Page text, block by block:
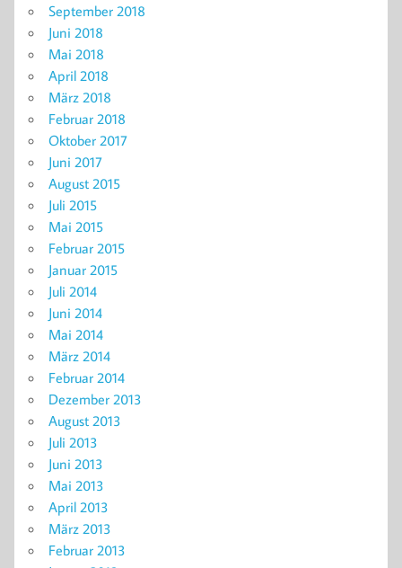
September 2018
Juni 2018
Mai 2018
April 2018
März 2018
Februar 2018
Oktober 2017
Juni 2017
August 2015
Juli 2015
Mai 2015
Februar 2015
Januar 2015
Juli 2014
Juni 2014
Mai 2014
März 2014
Februar 2014
Dezember 2013
August 2013
Juli 2013
Juni 2013
Mai 2013
April 2013
März 2013
Februar 2013